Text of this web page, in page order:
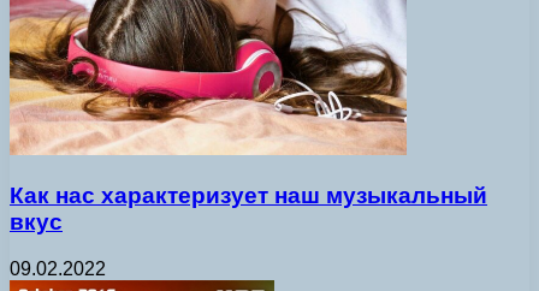
Как нас характеризует наш музыкальный
вкус
09.02.2022